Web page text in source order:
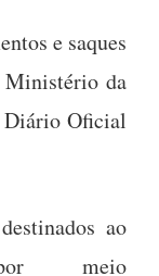
e saques
Ministério da
Diário Oficial
ao
meio